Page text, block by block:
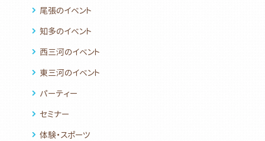
尾張のイベント
知多のイベント
西三河のイベント
東三河のイベント
パーティー
セミナー
体験・スポーツ